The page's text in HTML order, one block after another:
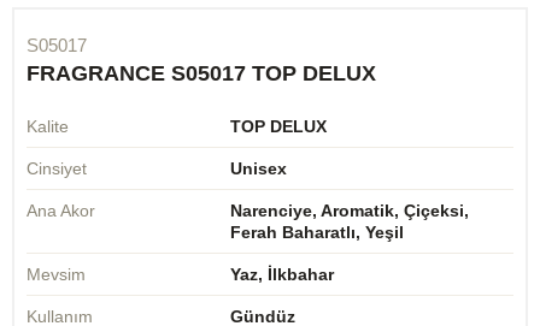
S05017
FRAGRANCE S05017 TOP DELUX
Kalite TOP DELUX
Cinsiyet Unisex
Ana Akor
Narenciye, Aromatik, Çiçeksi,
Ferah Baharatlı, Yeşil
Mevsim Yaz, İlkbahar
Kullanım Gündüz